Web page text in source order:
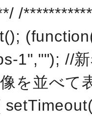
/
1",""); //
を並べて